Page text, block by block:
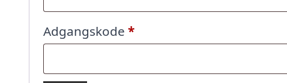
Adgangskode *Påkrævet